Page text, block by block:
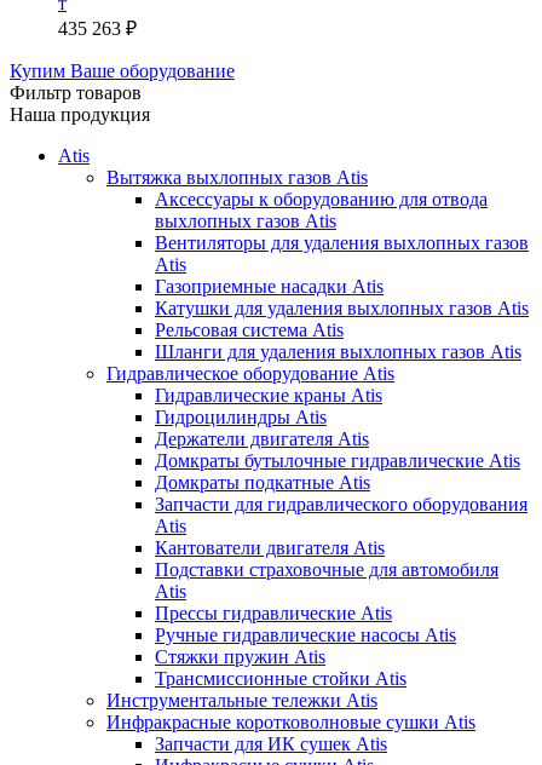
435 263 ₽
Купим Ваше оборудование
Фильтр товаров
Наша продукция
Atis
Вытяжка выхлопных газов Atis
Аксессуары к оборудованию для отвода
выхлопных газов Atis
Вентиляторы для удаления выхлопных газов
Atis
Газоприемные насадки Atis
Катушки для удаления выхлопных газов Atis
Рельсовая система Atis
Шланги для удаления выхлопных газов Atis
Гидравлическое оборудование Atis
Гидравлические краны Atis
Гидроцилиндры Atis
Держатели двигателя Atis
Домкраты бутылочные гидравлические Atis
Домкраты подкатные Atis
Запчасти для гидравлического оборудования
Atis
Кантователи двигателя Atis
Подставки страховочные для автомобиля
Atis
Прессы гидравлические Atis
Ручные гидравлические насосы Atis
Стяжки пружин Atis
Трансмиссионные стойки Atis
Инструментальные тележки Atis
Инфракрасные коротковолновые сушки Atis
Запчасти для ИК сушек Atis